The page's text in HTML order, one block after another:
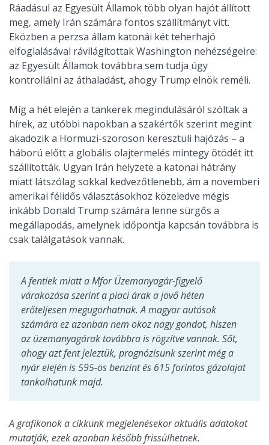
Ráadásul az Egyesült Államok több olyan hajót állított
meg, amely Irán számára fontos szállítmányt vitt.
Eközben a perzsa állam katonái két teherhajó
elfoglalásával rávilágítottak Washington nehézségeire:
az Egyesült Államok továbbra sem tudja úgy
kontrollálni az áthaladást, ahogy Trump elnök reméli.
Míg a hét elején a tankerek megindulásáról szóltak a
hírek, az utóbbi napokban a szakértők szerint megint
akadozik a Hormuzi-szoroson keresztüli hajózás – a
háború előtt a globális olajtermelés mintegy ötödét itt
szállították. Ugyan Irán helyzete a katonai hátrány
miatt látszólag sokkal kedvezőtlenebb, ám a novemberi
amerikai félidős választásokhoz közeledve mégis
inkább Donald Trump számára lenne sürgős a
megállapodás, amelynek időpontja kapcsán továbbra is
csak találgatások vannak.
A fentiek miatt aMfor Üzemanyagár-figyelő
várakozása szerint a piaci árak a jövő héten
erőteljesen megugorhatnak. A magyar autósok
számára ez azonban nem okoz nagy gondot, hiszen
az üzemanyagárak továbbra is rögzítve vannak. Sőt,
ahogy azt fent jeleztük, prognózisunk szerint még a
nyár elején is 595-ös benzint és 615 forintos gázolajat
tankolhatunk majd.
A grafikonok a cikkünk megjelenésekor aktuális adatokat
mutatják, ezek azonban később frissülhetnek.